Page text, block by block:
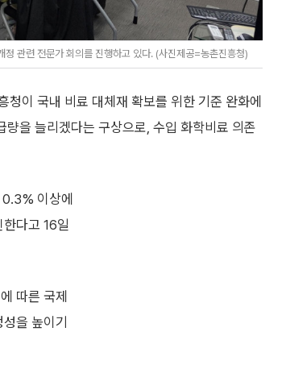
관련 전문가 회의를 진행하고 있다. (사진제공=농촌진흥청)
이 국내 비료 대체재 확보를 위한 기준 완화에
을 늘리겠다는 구상으로, 수입 화학비료 의존
이상에
다고 16일
따른 국제
을 높이기